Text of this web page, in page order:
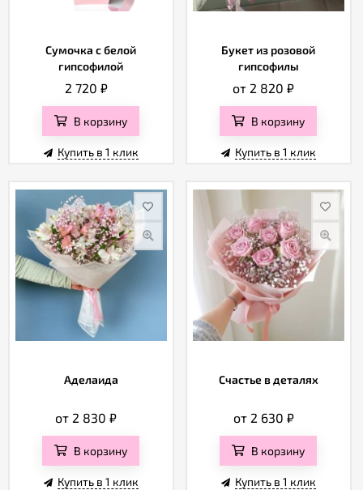
Сумочка с белой
гипсофилой
2 720 ₽
В корзину
Купить в 1 клик
Букет из розовой
гипсофилы
от 2 820₽
В корзину
Купить в 1 клик
Аделаида
от 2 830₽
В корзину
Купить в 1 клик
Счастье в деталях
от 2 630 ₽
В корзину
Купить в 1 клик